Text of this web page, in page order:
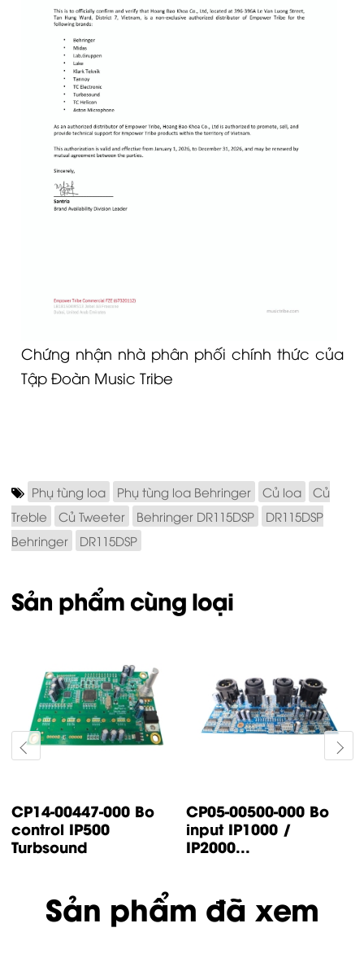
Chứng nhận nhà phân phối chính thức của
Tập Đoàn Music Tribe
Phụ tùng loa Phụ tùng loa Behringer Củ loa
Củ
Treble
Củ Tweeter Behringer DR115DSP
DR115DSP
Behringer
DR115DSP
Sản phẩm cùng loại
CP14-00447-000 Bo
control IP500
Turbsound
CP05-00500-000 Bo
input IP1000 /
IP2000...
Sản phẩm đã xem